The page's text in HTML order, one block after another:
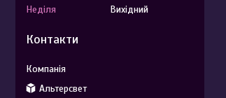
Неділя
Вихідний
Контакти
Альтерсвет